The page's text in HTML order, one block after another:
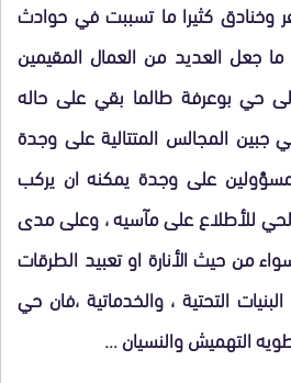
وخنادق كثيرا ما تسببت في حوادث
جعل العديد من العمال المقيمين
حي بوعرفة طالما بقي على حاله
جبين المجالس المتتالية على وجدة
على وجدة يمكنه ان يركب
الحي للأطلاع على مآسيه ، وعلى مدى
من حيث الأنارة او تعبيد الطرقات
التحتية ، والخدماتية ،فان حي
التهميش والنسيان …